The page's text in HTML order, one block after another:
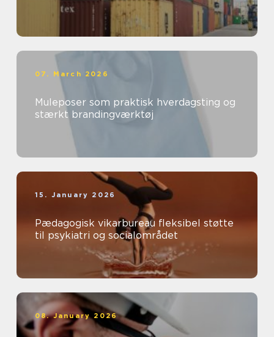
07. March 2026
Muleposer som praktisk hverdagsting og
stærkt brandingværktøj
15. January 2026
Pædagogisk vikarbureau fleksibel støtte
til psykiatri og socialområdet
08. January 2026